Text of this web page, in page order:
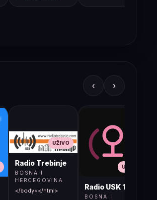
‹ ›
UŽIVO
Radio Trebinje
BOSNA I
HERCEGOVINA
</body></html>
UŽIVO
Radio USK 1
BOSNA I